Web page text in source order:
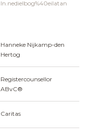
ln.nedielbog%40eilatan
Hanneke Nijkamp-den
Hertog
Registercounsellor
ABvC®
Caritas